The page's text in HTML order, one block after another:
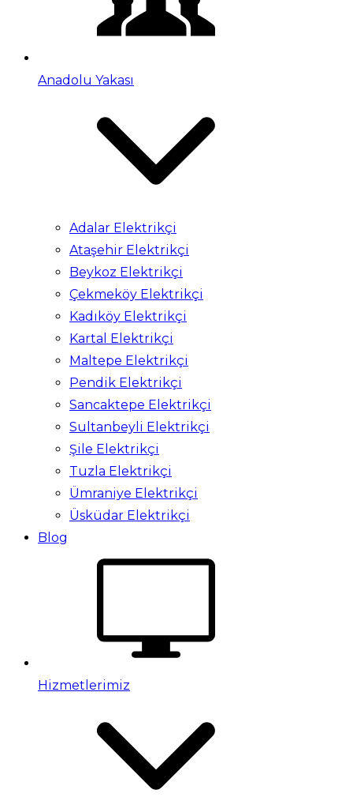
Anadolu Yakası
Adalar Elektrikçi
Ataşehir Elektrikçi
Beykoz Elektrikçi
Çekmeköy Elektrikçi
Kadıköy Elektrikçi
Kartal Elektrikçi
Maltepe Elektrikçi
Pendik Elektrikçi
Sancaktepe Elektrikçi
Sultanbeyli Elektrikçi
Şile Elektrikçi
Tuzla Elektrikçi
Ümraniye Elektrikçi
Üsküdar Elektrikçi
Blog
Hizmetlerimiz